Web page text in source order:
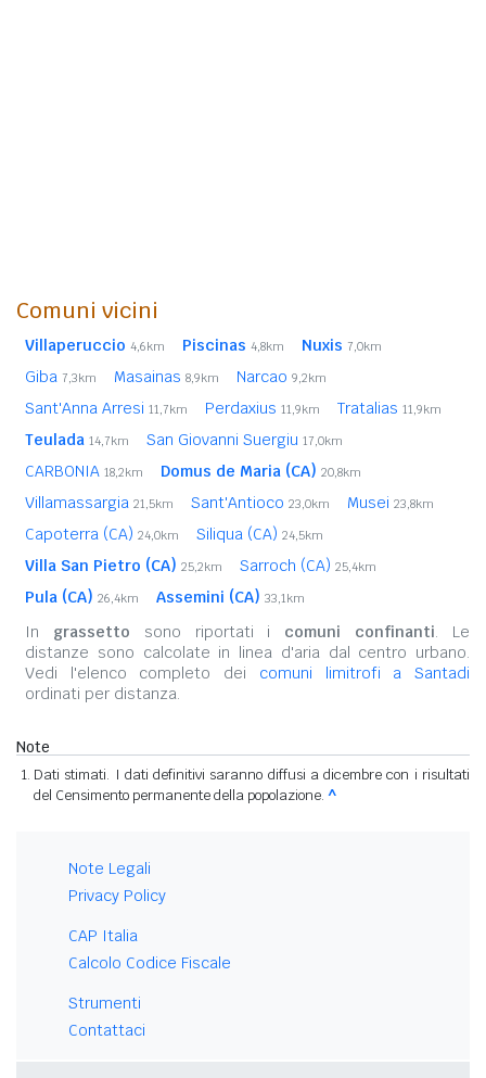
Comuni vicini
Villaperuccio 4,6km Piscinas 4,8km Nuxis 7,0km
Giba 7,3km Masainas 8,9km Narcao 9,2km
Sant'Anna Arresi 11,7km Perdaxius 11,9km Tratalias 11,9km
Teulada 14,7km San Giovanni Suergiu 17,0km
CARBONIA 18,2km Domus de Maria (CA) 20,8km
Villamassargia 21,5km Sant'Antioco 23,0km Musei 23,8km
Capoterra (CA) 24,0km Siliqua (CA) 24,5km
Villa San Pietro (CA) 25,2km Sarroch (CA) 25,4km
Pula (CA) 26,4km Assemini (CA) 33,1km
In grassetto sono riportati i comuni confinanti. Le
distanze sono calcolate in linea d'aria dal centro urbano.
Vedi l'elenco completo dei comuni limitrofi a Santadi
ordinati per distanza.
Note
Dati stimati. I dati definitivi saranno diffusi a dicembre con i risultati
del Censimento permanente della popolazione. ^
Note Legali
Privacy Policy
CAP Italia
Calcolo Codice Fiscale
Strumenti
Contattaci